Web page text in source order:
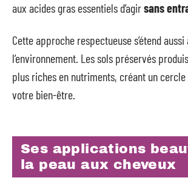
aux acides gras essentiels d’agirsans
Cette approche respectueuse s’étend aussi
l’environnement. Les sols préservés
plus riches en nutriments, créant un
votre bien-être.
Ses applications
la peau aux cheveux